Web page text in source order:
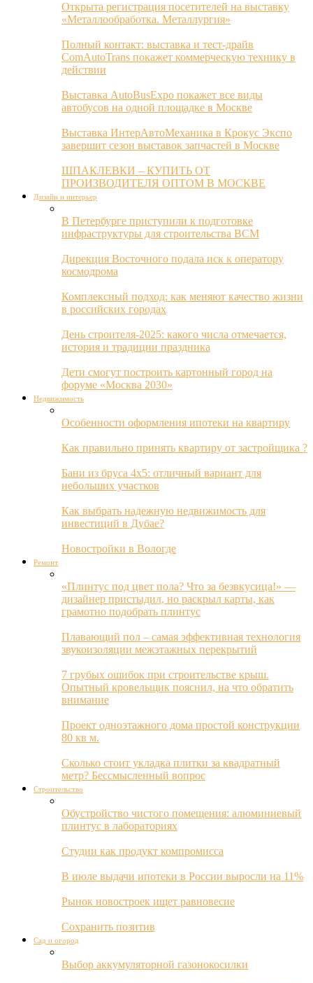
Открыта регистрация посетителей на выставку
«Металлообработка. Металлургия»
Полный контакт: выставка и тест-драйв
ComAutoTrans покажет коммерческую технику в
действии
Выставка AutoBusExpo покажет все виды
автобусов на одной площадке в Москве
Выставка ИнтерАвтоМеханика в Крокус Экспо
завершит сезон выставок запчастей в Москве
ШПАКЛЕВКИ – КУПИТЬ ОТ
ПРОИЗВОДИТЕЛЯ ОПТОМ В МОСКВЕ
Дизайн и интерьер
В Петербурге приступили к подготовке
инфраструктуры для строительства ВСМ
Дирекция Восточного подала иск к оператору
космодрома
Комплексный подход: как меняют качество жизни
в российских городах
День строителя-2025: какого числа отмечается,
история и традиции праздника
Дети смогут построить картонный город на
форуме «Москва 2030»
Недвижимость
Особенности оформления ипотеки на квартиру
Как правильно принять квартиру от застройщика ?
Бани из бруса 4х5: отличный вариант для
небольших участков
Как выбрать надежную недвижимость для
инвестиций в Дубае?
Новостройки в Вологде
Ремонт
«Плинтус под цвет пола? Что за безвкусица!» —
дизайнер пристыдил, но раскрыл карты, как
грамотно подобрать плинтус
Плавающий пол – самая эффективная технология
звукоизоляции межэтажных перекрытий
7 грубых ошибок при строительстве крыш.
Опытный кровельщик пояснил, на что обратить
внимание
Проект одноэтажного дома простой конструкции
80 кв м.
Сколько стоит укладка плитки за квадратный
метр? Бессмысленный вопрос
Строительство
Обустройство чистого помещения: алюминиевый
плинтус в лабораториях
Студии как продукт компромисса
В июле выдачи ипотеки в России выросли на 11%
Рынок новостроек ищет равновесие
Сохранить позитив
Сад и огород
Выбор аккумуляторной газонокосилки